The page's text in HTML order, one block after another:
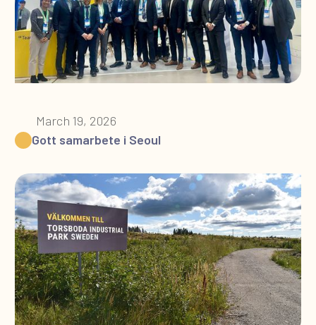
March 19, 2026
Gott samarbete i Seoul